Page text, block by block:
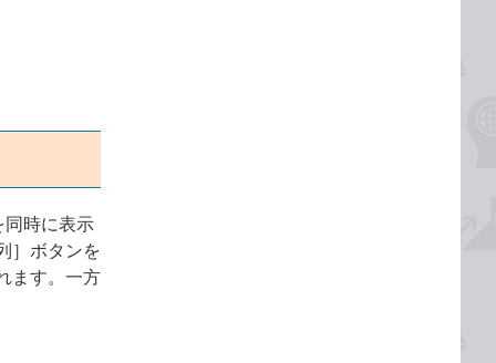
時に表示
］ボタンを
ます。一方